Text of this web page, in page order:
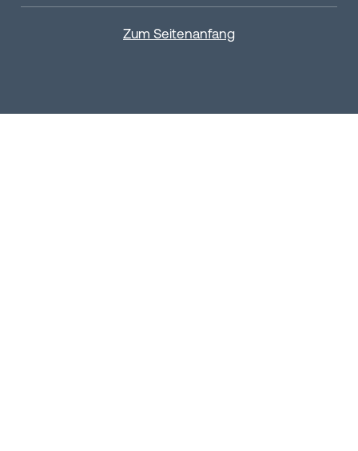
Zum Seitenanfang